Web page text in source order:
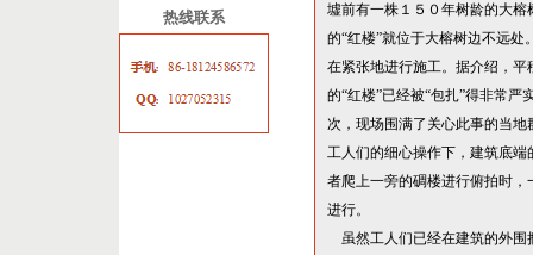
热线联系
墟前有一株１５０年树龄的大
的“红楼”就位于大榕树边不远处
在紧张地进行施工。据介绍，
的“红楼”已经被“包扎”得非常严
次，现场围满了关心此事的当
工人们的细心操作下，建筑底
者爬上一旁的碉楼进行俯拍时
进行。
虽然工人们已经在建筑的外